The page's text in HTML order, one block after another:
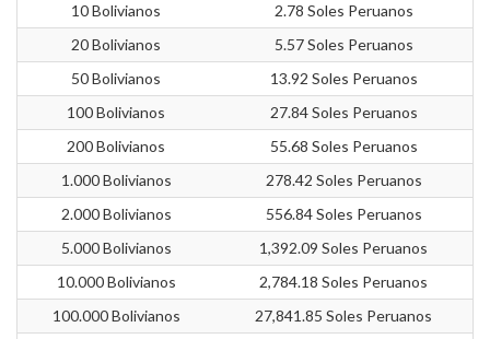
10 Bolivianos
2.78 Soles Peruanos
20 Bolivianos
5.57 Soles Peruanos
50 Bolivianos
13.92 Soles Peruanos
100 Bolivianos
27.84 Soles Peruanos
200 Bolivianos
55.68 Soles Peruanos
1.000 Bolivianos
278.42 Soles Peruanos
2.000 Bolivianos
556.84 Soles Peruanos
5.000 Bolivianos
1,392.09 Soles Peruanos
10.000 Bolivianos
2,784.18 Soles Peruanos
100.000 Bolivianos
27,841.85 Soles Peruanos